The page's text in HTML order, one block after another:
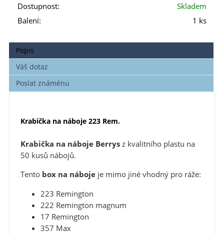
Dostupnost:
Skladem
Balení:
1 ks
Popis
Váš dotaz
Poslat známénu
Krabička na náboje 223 Rem.
Krabička na náboje Berrysz kvalitního plastu na
50 kusů nábojů.
Tento box na nábojeje mimo jiné vhodný pro ráže:
223 Remington
222 Remington magnum
17 Remington
357 Max